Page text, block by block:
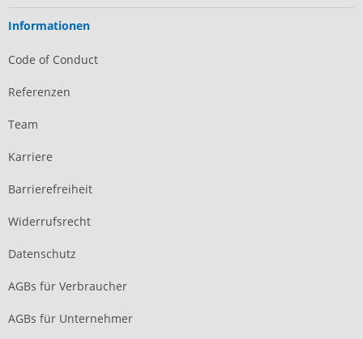
Informationen
Code of Conduct
Referenzen
Team
Karriere
Barrierefreiheit
Widerrufsrecht
Datenschutz
AGBs für Verbraucher
AGBs für Unternehmer